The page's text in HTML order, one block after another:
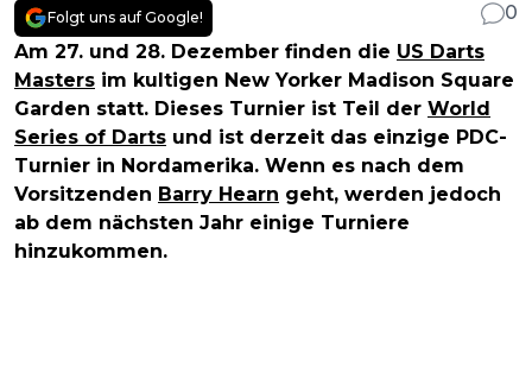
Folgt uns auf Google!
0
Am 27. und 28. Dezember finden die US Darts
Masters im kultigen New Yorker Madison Square
Garden statt. Dieses Turnier ist Teil der World
Series of Darts und ist derzeit das einzige PDC-
Turnier in Nordamerika. Wenn es nach dem
Vorsitzenden Barry Hearn geht, werden jedoch
ab dem nächsten Jahr einige Turniere
hinzukommen.